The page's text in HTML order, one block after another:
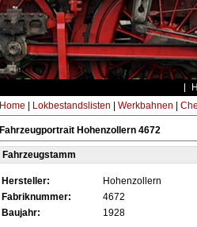
Home Lokbestandslisten Werkbahnen
Fahrzeugportrait Hohenzollern 4672
Fahrzeugstamm
Hersteller:
Hohenzollern
Fabriknummer:
4672
Baujahr:
1928